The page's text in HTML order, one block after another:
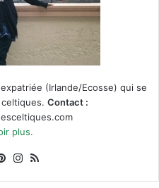
(Irlande/Ecosse) qui se
Contact :
plus.
PinterestInstagram